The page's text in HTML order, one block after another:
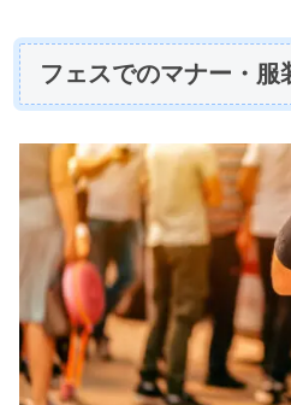
フェスでのマナー・服